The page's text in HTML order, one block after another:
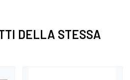
DELLA STESSA